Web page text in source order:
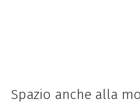
Spazio anche alla